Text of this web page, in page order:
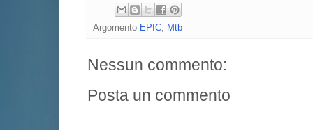
Argomento EPIC Mtb
Nessun commento:
Posta un commento